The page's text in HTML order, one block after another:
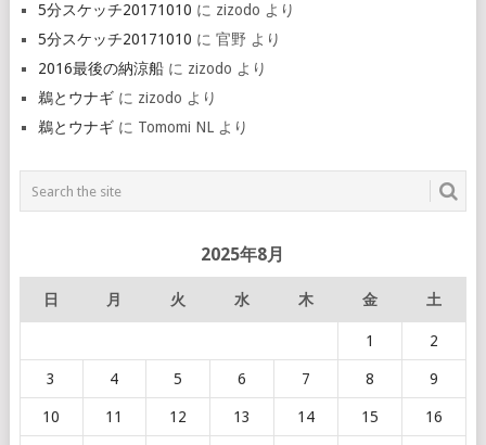
5分スケッチ20171010 に zizodo より
5分スケッチ20171010 に 官野 より
2016最後の納涼船に zizodo より
鵜とウナギに zizodo より
鵜とウナギに Tomomi NLより
2025年8月
日 月 火 水 木 金 土
1 2
3 4 5 6 7 8 9
10 11 12 13 14 15 16